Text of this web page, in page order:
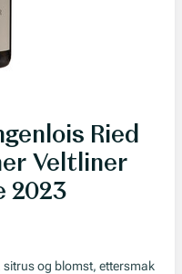
Ried
Veltliner
2023
sitrus og blomst, ettersmak